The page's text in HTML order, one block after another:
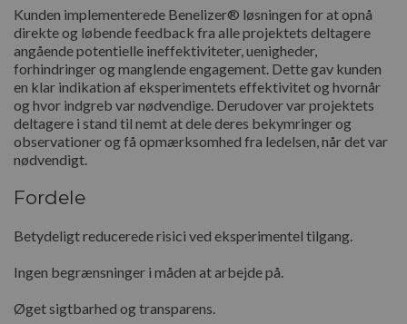
Kunden implementerede Benelizer® løsningen for at opnå
direkte og løbende feedback fra alle projektets deltagere
angående potentielle ineffektiviteter, uenigheder,
forhindringer og manglende engagement. Dette gav kunden
en klar indikation af eksperimentets effektivitet og hvornår
og hvor indgreb var nødvendige. Derudover var projektets
deltagere i stand til nemt at dele deres bekymringer og
observationer og få opmærksomhed fra ledelsen, når det var
nødvendigt.
Fordele
Betydeligt reducerede risici ved eksperimentel tilgang.
Ingen begrænsninger i måden at arbejde på.
Øget sigtbarhed og transparens.